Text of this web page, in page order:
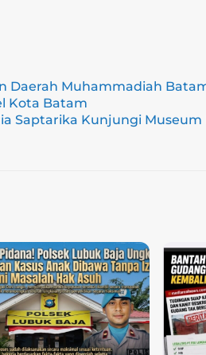
Daerah Muhammadiah
Kota Batam
Saptarika Kunjungi